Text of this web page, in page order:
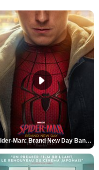
Spider-Man: Brand New Day Bande-annonce VO STFR